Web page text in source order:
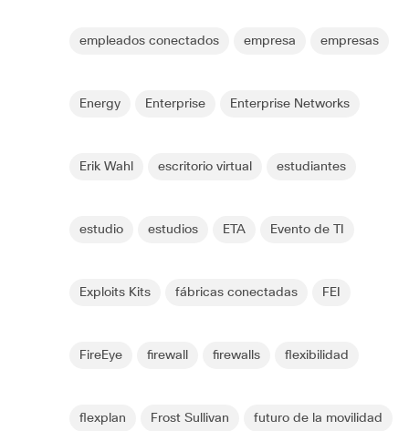
empleados conectados empresa empresas
Energy Enterprise Enterprise Networks
Erik Wahl escritorio virtual estudiantes
estudio estudios ETA Evento de TI
Exploits Kits fábricas conectadas FEI
FireEye firewall firewalls flexibilidad
flexplan Frost Sullivan futuro de la movilidad